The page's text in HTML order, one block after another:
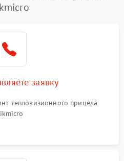
заявку
тепловизионного прицела